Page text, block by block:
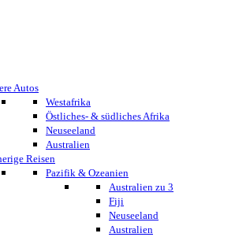
Autos
Westafrika
Östliches- & südliches Afrika
Neuseeland
Australien
Reisen
Pazifik & Ozeanien
Australien zu 3
Fiji
Neuseeland
Australien